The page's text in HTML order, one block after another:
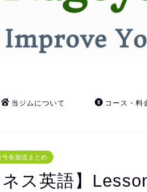
当ジムについて コース・料
号各放送まとめ
ネス英語】